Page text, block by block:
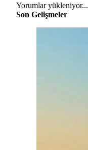
Yorumlar yükleniyor...
Son Gelişmeler